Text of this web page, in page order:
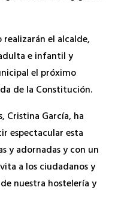
el alcalde,
e infantil y
el próximo
de la Constitución.
Cristina García, ha
espectacular esta
y adornadas y con un
a los ciudadanos y
nuestra hostelería y